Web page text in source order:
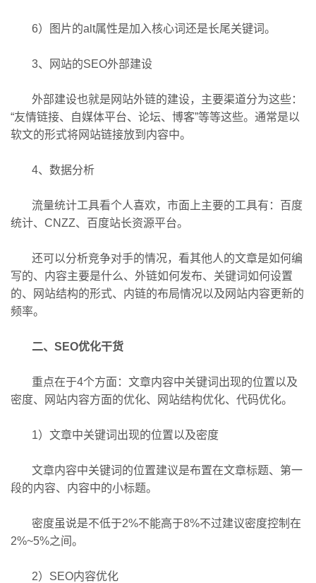
6）图片的alt属性是加入核心词还是长尾关键词。
3、网站的SEO外部建设
外部建设也就是网站外链的建设，主要渠道分为这些：
“友情链接、自媒体平台、论坛、博客”等等这些。通常是以
软文的形式将网站链接放到内容中。
4、数据分析
流量统计工具看个人喜欢，市面上主要的工具有：百度
统计、CNZZ、百度站长资源平台。
还可以分析竞争对手的情况，看其他人的文章是如何编
写的、内容主要是什么、外链如何发布、关键词如何设置
的、网站结构的形式、内链的布局情况以及网站内容更新的
频率。
二、SEO优化干货
重点在于4个方面：文章内容中关键词出现的位置以及
密度、网站内容方面的优化、网站结构优化、代码优化。
1）文章中关键词出现的位置以及密度
文章内容中关键词的位置建议是布置在文章标题、第一
段的内容、内容中的小标题。
密度虽说是不低于2%不能高于8%不过建议密度控制在
2%~5%之间。
2） SEO内容优化